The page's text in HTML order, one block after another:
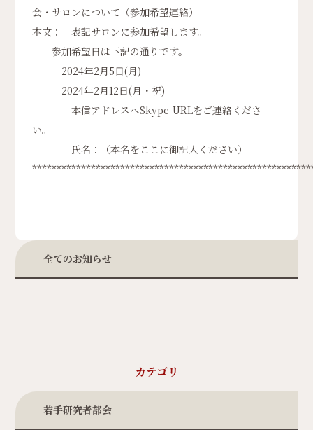
全てのお知らせ
カテゴリ
若手研究者部会
会・サロンについて（参加希望連絡）
本文： 表記サロンに参加希望します。
参加希望日は下記の通りです。
2024年2月5日(月)
2024年2月12日(月・祝)
本信アドレスへSkype-URLをご連絡くださ
い。
氏名：（本名をここに御記入ください）